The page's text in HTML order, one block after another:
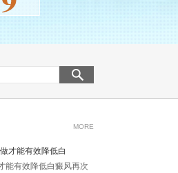
MORE
才能有效降低白
能有效降低白癜风再次